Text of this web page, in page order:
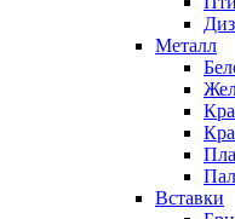
Металл
Вставки